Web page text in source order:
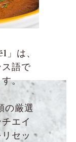
は、
語で
す。
の厳選
エイ
セッ